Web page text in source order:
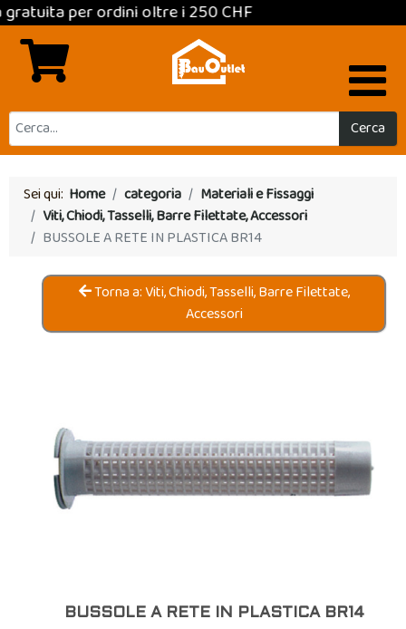
per ordini oltre i 250 CHF
Cerca
Sei qui: Home categoria
Materiali e Fissaggi
Viti, Chiodi, Tasselli, Barre Filettate, Accessori
BUSSOLE A RETE IN PLASTICA BR14
Torna a: Viti, Chiodi, Tasselli, Barre Filettate,
Accessori
BUSSOLE A RETE IN PLASTICA BR14